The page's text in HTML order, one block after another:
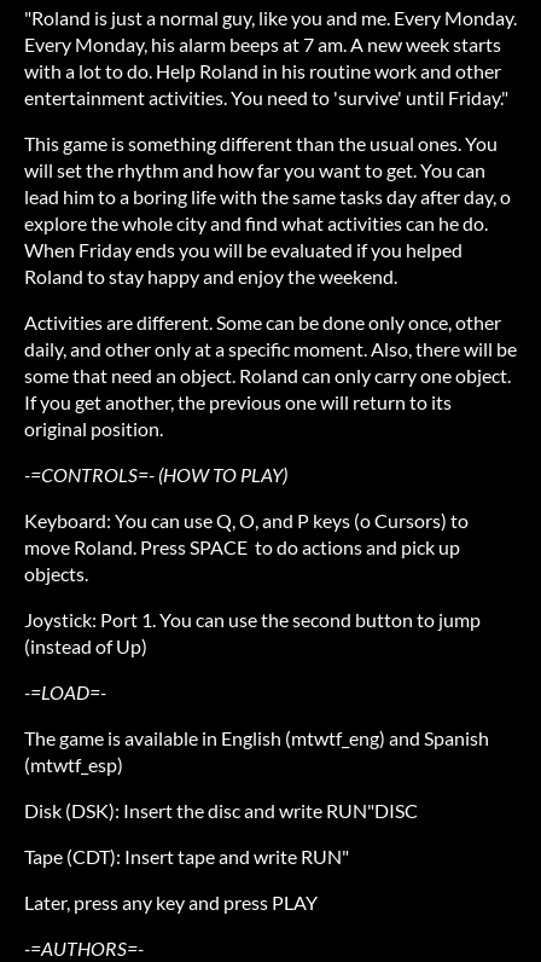
"Roland is just a normal guy, like you and me. Every Monday.
Every Monday, his alarm beeps at 7 am. A new week starts
with a lot to do. Help Roland in his routine work and other
entertainment activities. You need to 'survive' until Friday."
This game is something different than the usual ones. You
will set the rhythm and how far you want to get. You can
lead him to a boring life with the same tasks day after day, o
explore the whole city and find what activities can he do.
When Friday ends you will be evaluated if you helped
Roland to stay happy and enjoy the weekend.
Activities are different. Some can be done only once, other
daily, and other only at a specific moment. Also, there will be
some that need an object. Roland can only carry one object.
If you get another, the previous one will return to its
original position.
-=CONTROLS=- (HOW TO PLAY)
Keyboard: You can use Q, O, and P keys (o Cursors) to
move Roland. Press SPACE to do actions and pick up
objects.
Joystick: Port 1. You can use the second button to jump
(instead of Up)
-=LOAD=-
The game is available in English (mtwtf_eng) and Spanish
(mtwtf_esp)
Disk (DSK): Insert the disc and write RUN"DISC
Tape (CDT): Insert tape and write RUN"
Later, press any key and press PLAY
-=AUTHORS=-